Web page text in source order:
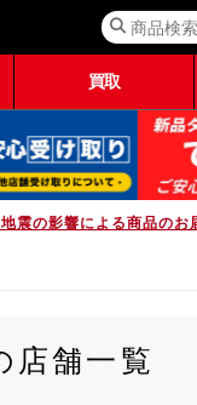
買取
店舗一覧